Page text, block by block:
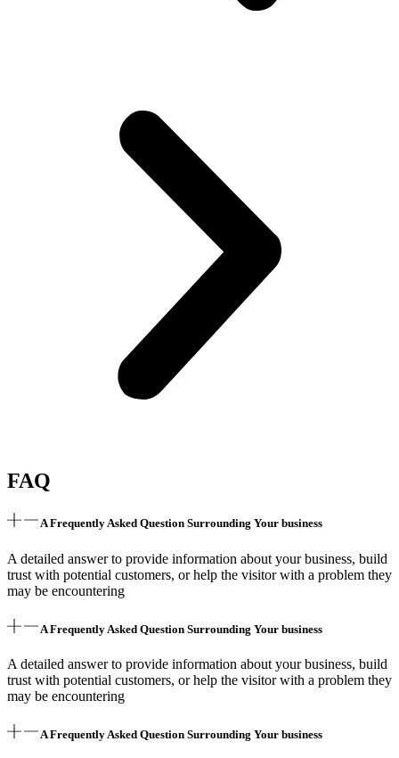
FAQ
A Frequently Asked Question Surrounding Your business
A detailed answer to provide information about your business, build
trust with potential customers, or help the visitor with a problem they
may be encountering
A Frequently Asked Question Surrounding Your business
A detailed answer to provide information about your business, build
trust with potential customers, or help the visitor with a problem they
may be encountering
A Frequently Asked Question Surrounding Your business